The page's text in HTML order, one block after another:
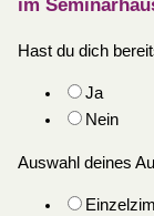
im
Hast du dich
Ja
Nein
Auswahl deines